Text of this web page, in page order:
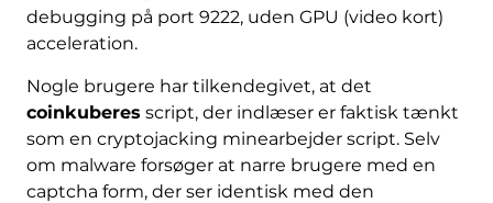
debugging på port 9222, uden GPU (video kort)
acceleration.
Nogle brugere har tilkendegivet, at det
coinkuberes script, der indlæser er faktisk tænkt
som en cryptojacking minearbejder script. Selv
om malware forsøger at narre brugere med en
captcha form, der ser identisk med den